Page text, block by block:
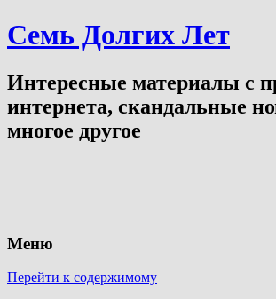
Семь Долгих Лет
Интересные материалы с
интернета, скандальные
многое другое
Меню
Перейти к содержимому